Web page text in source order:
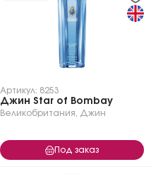
Артикул: 8253
Джин Star of Bombay
Великобритания Джин
Под заказ